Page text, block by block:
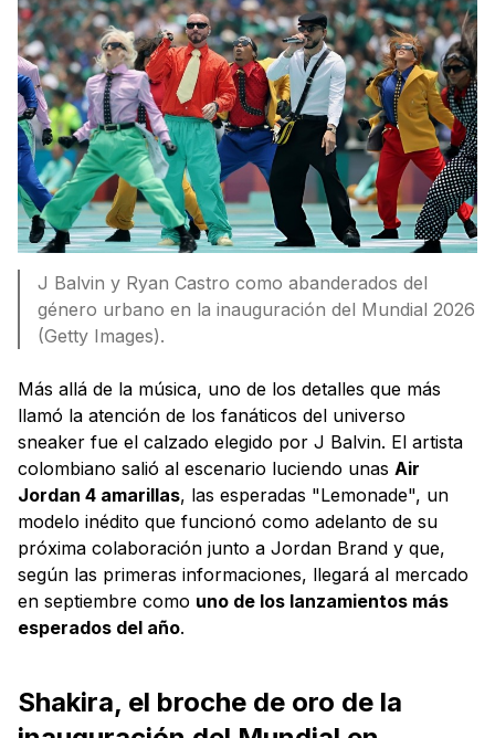
J Balvin y Ryan Castro como abanderados del
género urbano en la inauguración del Mundial 2026
(Getty Images).
Más allá de la música, uno de los detalles que más
llamó la atención de los fanáticos del universo
sneaker fue el calzado elegido por J Balvin. El artista
colombiano salió al escenario luciendo unas Air
Jordan 4 amarillas, las esperadas "Lemonade", un
modelo inédito que funcionó como adelanto de su
próxima colaboración junto a Jordan Brand y que,
según las primeras informaciones, llegará al mercado
en septiembre como uno de los lanzamientos más
esperados del año.
Shakira, el broche de oro de la